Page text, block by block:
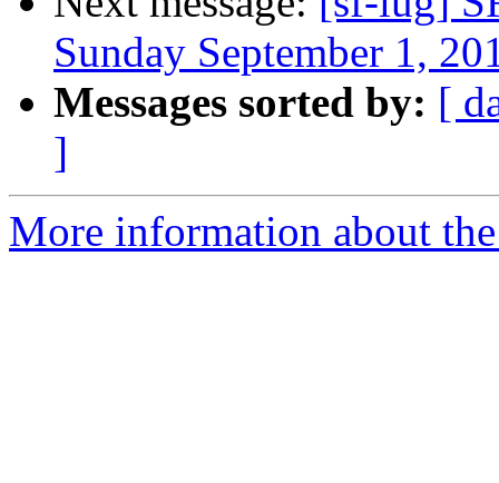
Sunday September 1,
Messages sorted by: [
]
More information about